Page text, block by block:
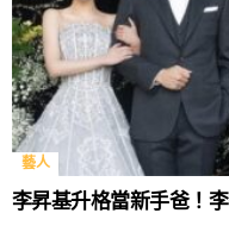
藝人
李昇基升格當新手爸！